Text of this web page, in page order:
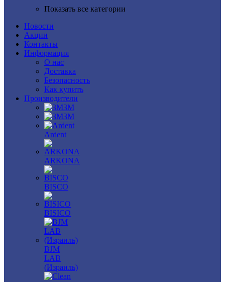
Показать все категории
Новости
Акции
Контакты
Информация
О нас
Доставка
Безопасность
Как купить
Производители
3M
3М
Ardent
ARKONA
BISCO
BISICO
BJM
LAB
(Израиль)